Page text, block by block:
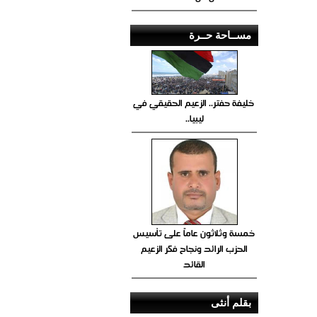
مســاحة حــرة
خليفة حفتر.. الزعيم الحقيقي في
ليبيا..
خمسة وثلاثون عاماً على تأسيس
الحزب الرائد ونجاح فكر الزعيم
القائد
بقلم أنثى